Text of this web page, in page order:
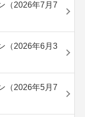
（2026年7月7
（2026年6月3
（2026年5月7